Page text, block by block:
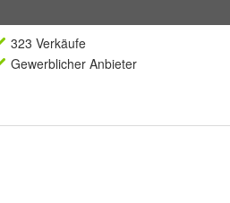
323 Verkäufe
Gewerblicher Anbieter